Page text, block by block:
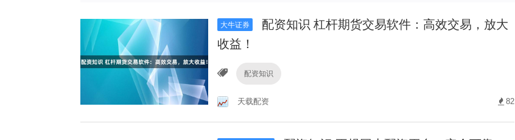
大牛证券
配资知识 杠杆期货交易软件：高效交易，放大
收益！
配资知识
天载配资 82